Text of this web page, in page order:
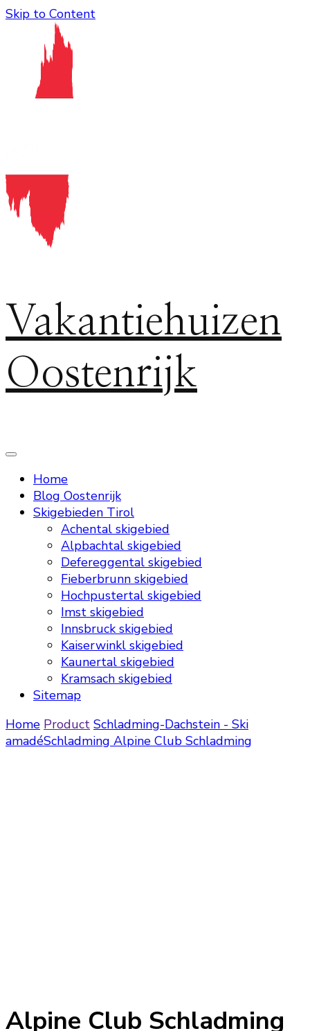
Skip to Content
Vakantiehuizen
Oostenrijk
Home
Blog Oostenrijk
Skigebieden Tirol
Achental skigebied
Alpbachtal skigebied
Defereggental skigebied
Fieberbrunn skigebied
Hochpustertal skigebied
Imst skigebied
Innsbruck skigebied
Kaiserwinkl skigebied
Kaunertal skigebied
Kramsach skigebied
Sitemap
Home Product Schladming-Dachstein - Ski
amadéSchladming Alpine Club Schladming
Alpine Club Schladming